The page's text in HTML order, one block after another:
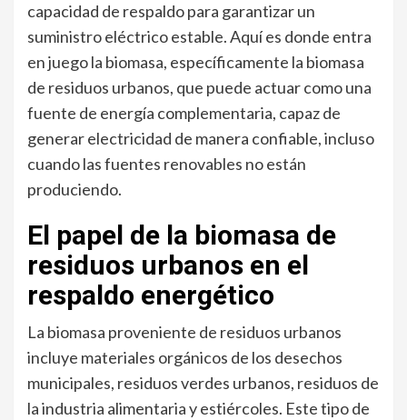
capacidad de respaldo para garantizar un
suministro eléctrico estable. Aquí es donde entra
en juego la biomasa, específicamente la biomasa
de residuos urbanos, que puede actuar como una
fuente de energía complementaria, capaz de
generar electricidad de manera confiable, incluso
cuando las fuentes renovables no están
produciendo.
El papel de la biomasa de
residuos urbanos en el
respaldo energético
La biomasa proveniente de residuos urbanos
incluye materiales orgánicos de los desechos
municipales, residuos verdes urbanos, residuos de
la industria alimentaria y estiércoles. Este tipo de